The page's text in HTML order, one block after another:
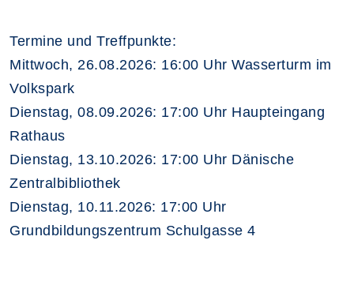
Termine und Treffpunkte:
Mittwoch, 26.08.2026: 16:00 Uhr Wasserturm im
Volkspark
Dienstag, 08.09.2026: 17:00 Uhr Haupteingang
Rathaus
Dienstag, 13.10.2026: 17:00 Uhr Dänische
Zentralbibliothek
Dienstag, 10.11.2026: 17:00 Uhr
Grundbildungszentrum Schulgasse 4